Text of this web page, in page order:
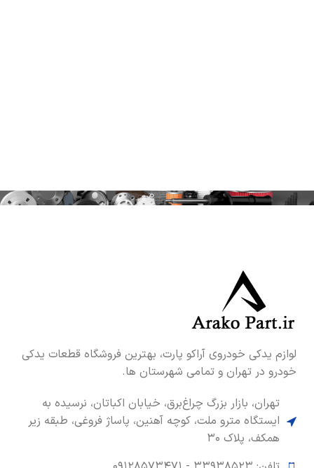
لوازم یدکی خودروی آراکو پارت، بهترین فروشگاه قطعات یدکی
خودرو در تهران و تمامی شهرستان ها.
تهران، بازار بزرگ چراغ‌برق، خیابان اکباتان، نرسیده به
ایستگاه مترو ملت، کوچه آهنین، پاساژ فروغی، طبقه زیر
همکف، پلاک ۳۰